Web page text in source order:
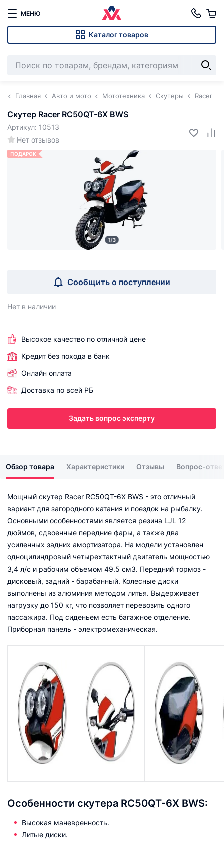
МЕНЮ
Каталог товаров
Главная Авто и мото Мототехника Скутеры Racer
Скутер Racer RC50QT-6X BWS
Нет отзывов
Артикул: 10513
ПОДАРОК
1/3
Сообщить о поступлении
Нет в наличии
Высокое качество по отличной цене
Кредит без похода в банк
Онлайн оплата
Доставка по всей РБ
Задать вопрос эксперту
Обзор товара Характеристики Отзывы Вопрос-
Мощный скутер Racer RC50QT-6X BWS - это отличный
вариант для загородного катания и поездок на рыбалку.
Основными особенностями является резина LJL 12
дюймов, сдвоенные передние фары, а также два
усиленных задних амортизатора. На модели установлен
одноцилиндровый четырехтактный двигатель мощностью
3,4 л/с и рабочим объемом 49.5 см3. Передний тормоз -
дисковый, задний - барабанный. Колесные диски
выполнены из алюминия методом литья. Выдерживает
нагрузку до 150 кг, что позволяет перевозить одного
пассажира. Под сиденьем есть багажное отделение.
Приборная панель - электромеханическая.
Особенности скутера RC50QT-6X BWS:
Высокая маневренность.
Литые диски.